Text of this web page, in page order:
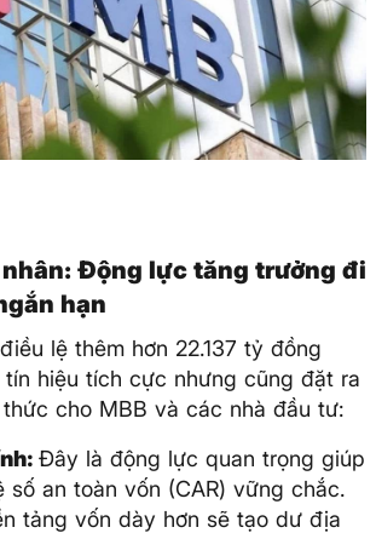
Động lực tăng trưởng đi
hạn
lệ thêm hơn 22.137 tỷ đồng
tín hiệu tích cực nhưng cũng đặt ra
cho MBB và các nhà đầu tư:
Đây là động lực quan trọng giúp
số an toàn vốn (CAR) vững chắc.
tảng vốn dày hơn sẽ tạo dư địa